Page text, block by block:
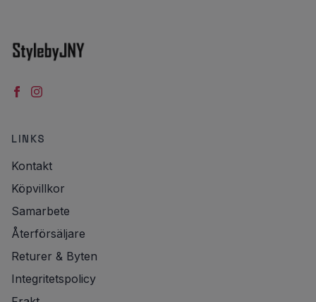
LINKS
Kontakt
Köpvillkor
Samarbete
Återförsäljare
Returer & Byten
Integritetspolicy